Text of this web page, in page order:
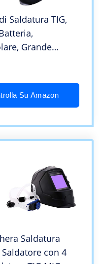
Saldatura TIG,
Grande
Completa
Su Amazon
Saldatura
con 4